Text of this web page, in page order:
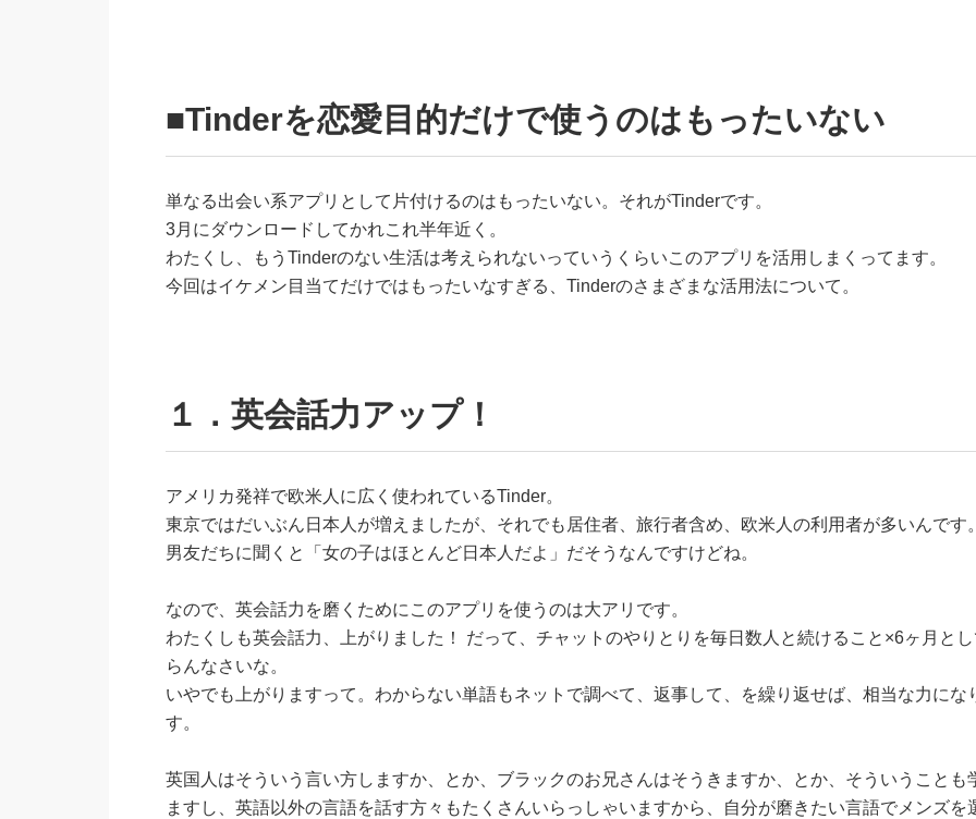
■Tinderを恋愛目的だけで使うのはもったいない
単なる出会い系アプリとして片付けるのはもったいない。それがTinderです。
3月にダウンロードしてかれこれ半年近く。
わたくし、もうTinderのない生活は考えられないっていうくらいこのアプリを活用しまくってます。
今回はイケメン目当てだけではもったいなすぎる、Tinderのさまざまな活用法について。
１．英会話力アップ！
アメリカ発祥で欧米人に広く使われているTinder。
東京ではだいぶん日本人が増えましたが、それでも居住者、旅行者含め、欧米人の利用者が多いんです。
男友だちに聞くと「女の子はほとんど日本人だよ」だそうなんですけどね。
なので、英会話力を磨くためにこのアプリを使うのは大アリです。
わたくしも英会話力、上がりました！ だって、チャットのやりとりを毎日数人と続けること×6ヶ月と
らんなさいな。
いやでも上がりますって。わからない単語もネットで調べて、返事して、を繰り返せば、相当な力にな
す。
英国人はそういう言い方しますか、とか、ブラックのお兄さんはそうきますか、とか、そういうことも
ますし、英語以外の言語を話す方々もたくさんいらっしゃいますから、自分が磨きたい言語でメンズを